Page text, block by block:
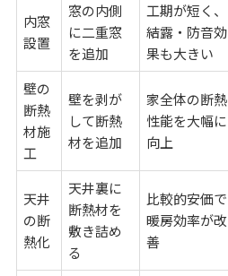
内窓
設置
窓の内側
に二重窓
を追加
工期が短く、
結露・防音効
果も大きい
壁の
断熱
材施
工
壁を剥が
して断熱
材を追加
家全体の断熱
性能を大幅に
向上
天井
の断
熱化
天井裏に
断熱材を
敷き詰め
る
比較的安価で
暖房効率が改
善